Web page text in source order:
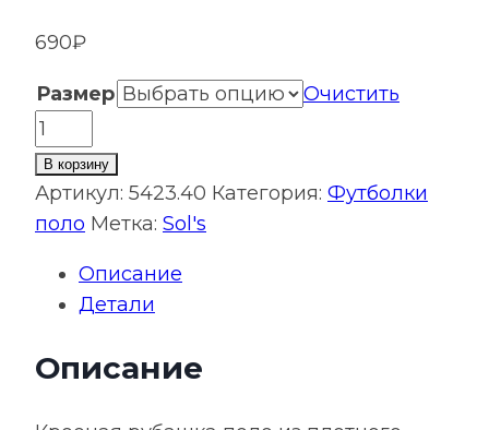
690₽
Размер
Очистить
Количество
товара
Рубашка
поло
Spirit
240,
синяя
В корзину
Артикул: 5423.40 Категория: Футболки
поло Метка: Sol's
Описание
Детали
Описание